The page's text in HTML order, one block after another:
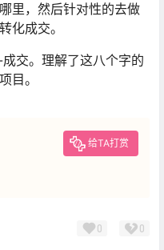
里，然后针对性的去做
化成交。
交。理解了这八个字的
目。
给TA打赏
0 0